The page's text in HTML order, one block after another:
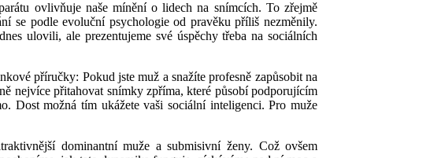
ovlivňuje naše mínění o lidechna snímcích. Tozřejmě
se podle evoluční psychologie od pravěku příliš nezměnily.
ulovili, ale prezentujeme své úspěchy třeba na sociálních
příručky: Pokud jstemuž asnažíteprofesně zapůsobit na
nejvíce přitahovat snímky zpříma, které působí podporujícím
Dost možná tím ukážete vaši sociální inteligenci.Pro muže
dominantní muže a submisivní ženy. Cožovšem